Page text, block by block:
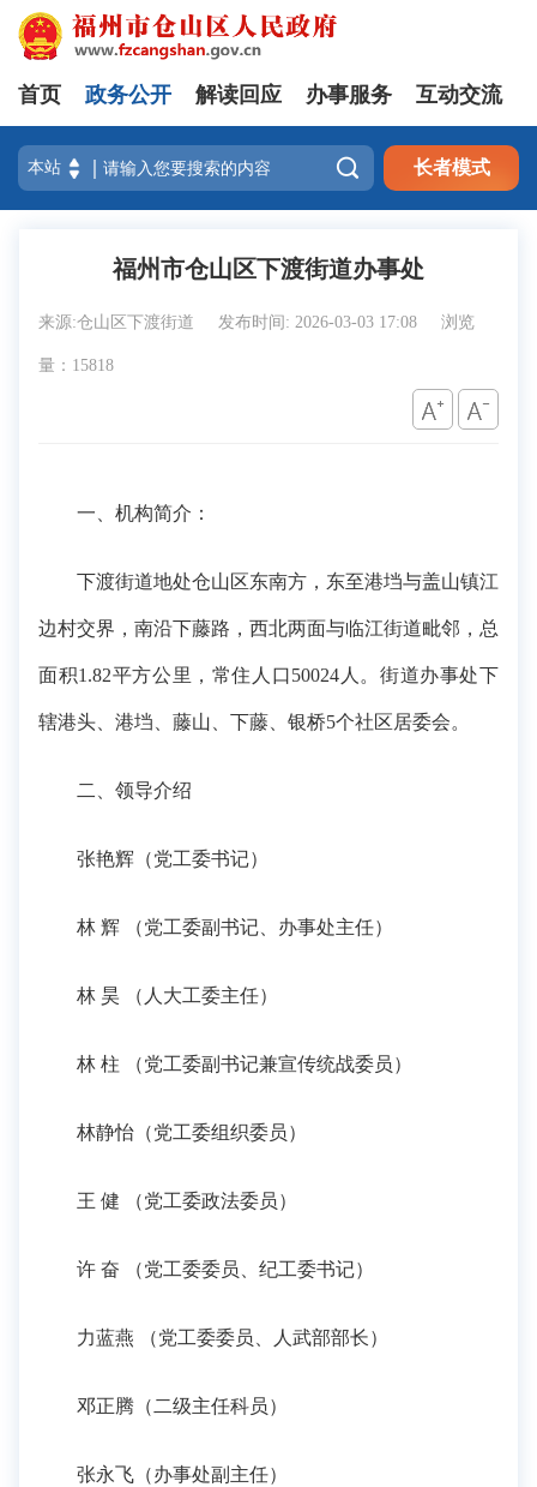
首页 政务公开 解读回应 办事服务 互动交流
 长者模式
福州市仓山区下渡街道办事处
来源:仓山区下渡街道 发布时间: 2026-03-03 17:08 浏览
量：15818
一、机构简介：
下渡街道地处仓山区东南方，东至港垱与盖山镇江
边村交界，南沿下藤路，西北两面与临江街道毗邻，总
面积1.82平方公里，常住人口50024人。街道办事处下
辖港头、港垱、藤山、下藤、银桥5个社区居委会。
二、领导介绍
张艳辉（党工委书记）
林 辉 （党工委副书记、办事处主任）
林 昊 （人大工委主任）
林 柱 （党工委副书记兼宣传统战委员）
林静怡（党工委组织委员）
王 健 （党工委政法委员）
许 奋 （党工委委员、纪工委书记）
力蓝燕 （党工委委员、人武部部长）
邓正腾（二级主任科员）
张永飞（办事处副主任）